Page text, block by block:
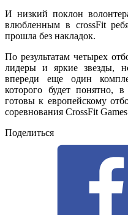
И низкий поклон
влюбленным в crossFit
прошла без накладок.
По результатам четырех
лидеры и яркие звезды,
впереди еще один
которого будет понятно,
готовы к европейскому
соревнования CrossFit
Поделиться